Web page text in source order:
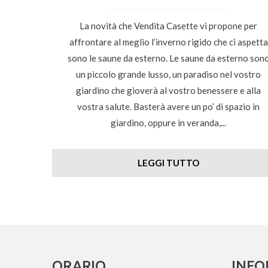
La novità che Vendita Casette vi propone per
affrontare al meglio l’inverno rigido che ci aspetta
sono le saune da esterno. Le saune da esterno
un piccolo grande lusso, un paradiso nel vostro
giardino che gioverà al vostro benessere e alla
vostra salute. Basterà avere un po’ di spazio in
giardino, oppure in veranda,...
LEGGI TUTTO